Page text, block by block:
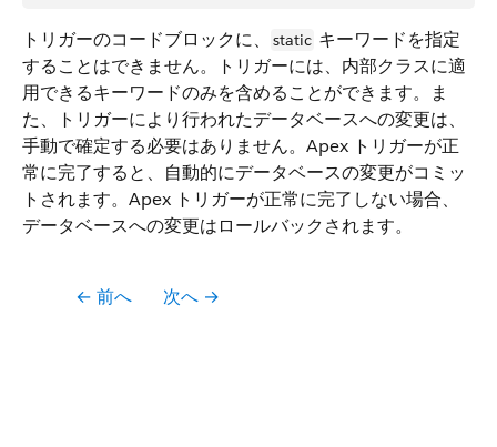
トリガーのコードブロックに、 static キーワードを指定
することはできません。トリガーには、内部クラスに適
用できるキーワードのみを含めることができます。ま
た、トリガーにより行われたデータベースへの変更は、
手動で確定する必要はありません。 Apex トリガーが正
常に完了すると、自動的にデータベースの変更がコミッ
トされます。Apex トリガーが正常に完了しない場合、
データベースへの変更はロールバックされます。
← 前へ 次へ →